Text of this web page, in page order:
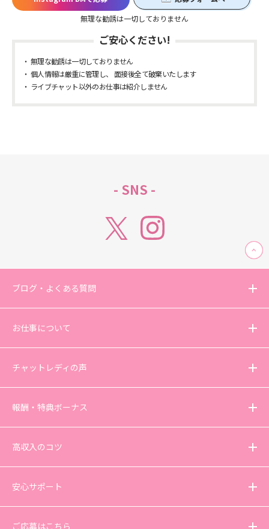
無理な勧誘は一切しておりません
ご安心ください!
無理な勧誘は一切しておりません
個人情報は厳重に管理し、 面接後全て破棄いたします
ライブチャット以外のお仕事は紹介しません
- SNS -
ブログ・よくある質問
お仕事について
チャットレディの声
報酬・特典ボーナス
高収入のコツ
安心サポート
ご応募はこちら